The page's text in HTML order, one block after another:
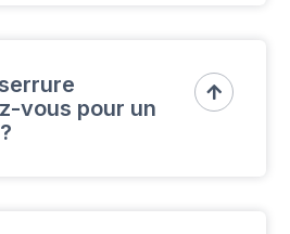
dans des zones moins
être des cibles
recommandons des
vous pour un
